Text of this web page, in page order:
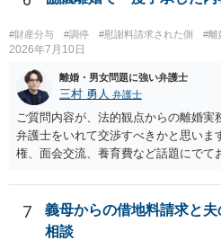
#財産分与 #調停 #慰謝料請求された側 #離
2026年7月10日
離婚・男女問題に強い弁護士
三村 勇人 弁護士
ご質問内容が、法的観点からの離婚実
弁護士をいれて交渉すべきかと思いま
権、面会交流、養育費など話題にでて
れを決めなかったために生じる質問が
ます。 一生に一度あるかないかの離
くの弁護士事務所にご相談されること
7
義母からの借地料請求と
相談